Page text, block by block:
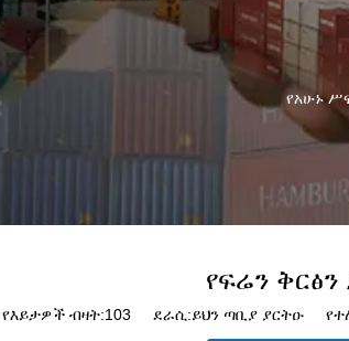
የአሁኑ
የፍሬን
የእይታዎች ብዛት:103 ደራሲ:ይህን ጣቢያ ያርትዑ